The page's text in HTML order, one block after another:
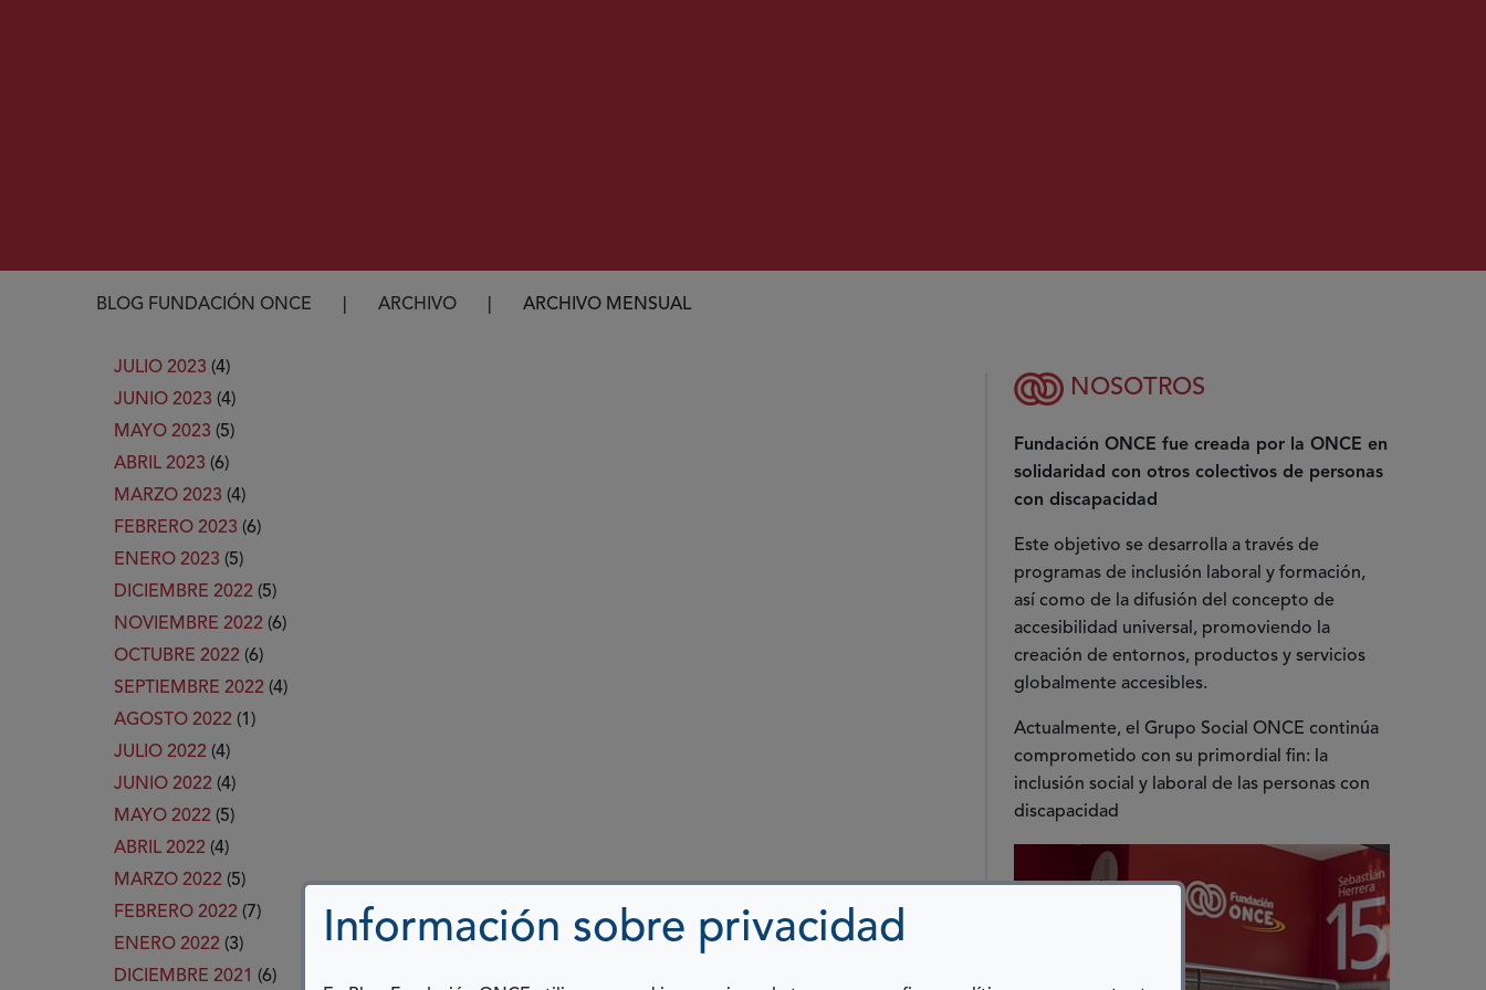
Información sobre privacidad
Ruta de navegación
BLOG FUNDACIÓN ONCE ARCHIVO ARCHIVO MENSUAL
JULIO 2023 (4)
JUNIO 2023 (4)
MAYO 2023 (5)
ABRIL 2023 (6)
MARZO 2023 (4)
FEBRERO 2023 (6)
ENERO 2023 (5)
DICIEMBRE 2022 (5)
NOVIEMBRE 2022 (6)
OCTUBRE 2022 (6)
SEPTIEMBRE 2022 (4)
AGOSTO 2022 (1)
JULIO 2022 (4)
JUNIO 2022 (4)
MAYO 2022 (5)
ABRIL 2022 (4)
MARZO 2022 (5)
FEBRERO 2022 (7)
ENERO 2022 (3)
DICIEMBRE 2021
(6)
NOSOTROS
Fundación ONCE fue creada por la ONCE en
solidaridad con otros colectivos de personas
con discapacidad
Este objetivo se desarrolla a través de
programas de inclusión laboral y formación,
así como de la difusión del concepto de
accesibilidad universal, promoviendo la
creación de entornos, productos y servicios
globalmente accesibles.
Actualmente, el Grupo Social ONCE continúa
comprometido con su primordial fin: la
inclusión social y laboral de las personas con
discapacidad